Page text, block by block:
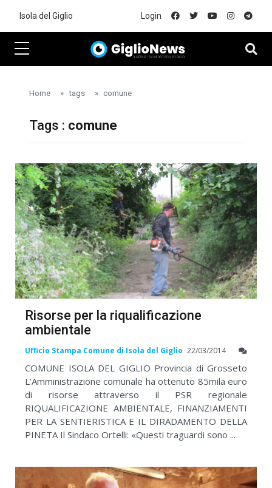
Isola del Giglio Login
Home tags comune
Tags : comune
Risorse per la riqualificazione
ambientale
Ufficio Stampa Comune di Isola del Giglio 22/03/2014
COMUNE ISOLA DEL GIGLIO Provincia di Grosseto
L’Amministrazione comunale ha ottenuto 85mila euro
di risorse attraverso il PSR regionale
RIQUALIFICAZIONE AMBIENTALE, FINANZIAMENTI
PER LA SENTIERISTICA E IL DIRADAMENTO DELLA
PINETA Il Sindaco Ortelli: «Questi traguardi sono ...